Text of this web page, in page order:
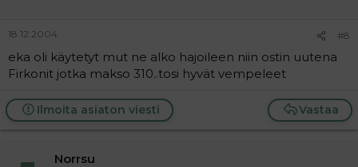
18.12.2004 #8
eka oli käytetyt mut ne alko hajoileen niin ostin uutena
Firkonit jotka makso 310..tosi hyvät vempeleet
Vastaa
Ilmoita asiaton viesti
Norrsu